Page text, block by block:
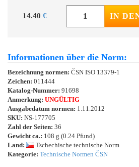
14.40 € IN
Informationen über die Norm:
Bezeichnung normen: ČSN ISO 13379-1
Zeichen: 011444
Katalog-Nummer: 91698
Anmerkung: UNGÜLTIG
Ausgabedatum normen: 1.11.2012
SKU: NS-177705
Zahl der Seiten: 36
Gewicht ca.: 108 g (0.24 Pfund)
Land:
Tschechische technische Norm
Kategorie: Technische Normen ČSN